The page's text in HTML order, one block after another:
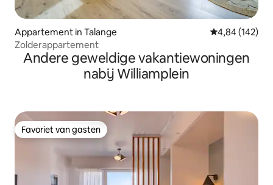
Appartement in Talange Gemiddelde
4,84 (142)
Zolderappartement
Andere geweldige vakantiewoningen
nabij Williamplein
Favoriet van gasten
Favoriet van gasten